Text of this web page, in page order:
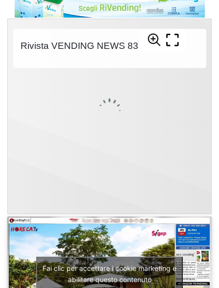
Fai clic per accettare i cookie marketing e
abilitare questo contenuto